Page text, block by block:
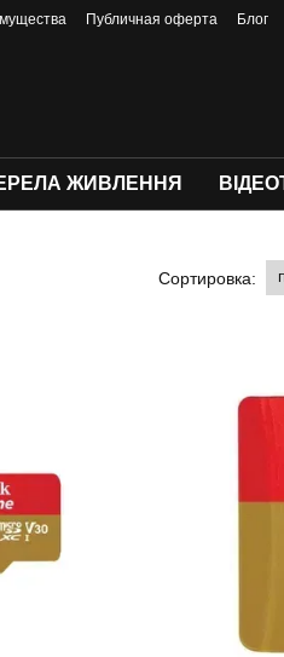
Публичная оферта Блог
ЖИВЛЕННЯ
Сортировка: